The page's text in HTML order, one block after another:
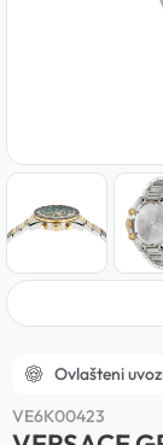
Ovlašteni
VE6K00423